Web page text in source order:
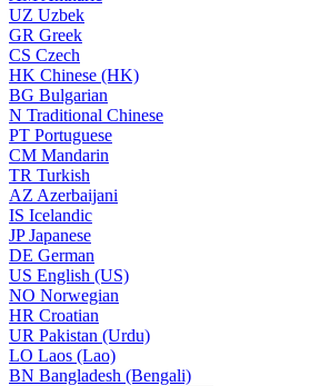
UZ Uzbek
GR Greek
CS Czech
HK Chinese (HK)
BG Bulgarian
N Traditional Chinese
PT Portuguese
CM Mandarin
TR Turkish
AZ Azerbaijani
IS Icelandic
JPJapanese
DE German
US English (US)
NO Norwegian
HR Croatian
UR Pakistan (Urdu)
LO Laos (Lao)
BN Bangladesh (Bengali)